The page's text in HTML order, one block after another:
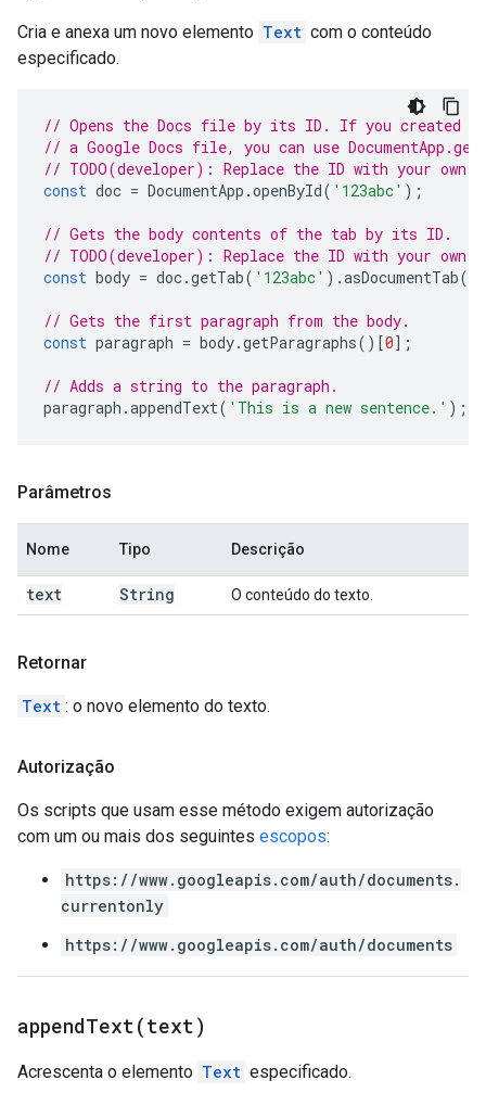
Cria e anexa um novo elemento Text com o conteúdo
especificado.
// Opens the Docs file by its ID. If you created
// a Google Docs file, you can use
// TODO(developer): Replace the ID with your own.
const doc = DocumentApp .openById( '123abc' );
// Gets the body contents of the tab by its ID.
// TODO(developer): Replace the ID with your own.
const body = doc.getTab( '123abc' ).asDocumentTab().
// Gets the first paragraph from the body.
const paragraph = body.getParagraphs()[0];
// Adds a string to the paragraph.
paragraph .appendText( 'This is a new sentence.' );
Parâmetros
Nome Tipo Descrição
text String O conteúdo do texto.
Retornar
Text : o novo elemento do texto.
Autorização
Os scripts que usam esse método exigem autorização
com um ou mais dos seguintes escopos:
https://www.googleapis.com/auth/documents.
currentonly
https://www.googleapis.com/auth/documents
appendText(text)
Acrescenta o elemento Text especificado.